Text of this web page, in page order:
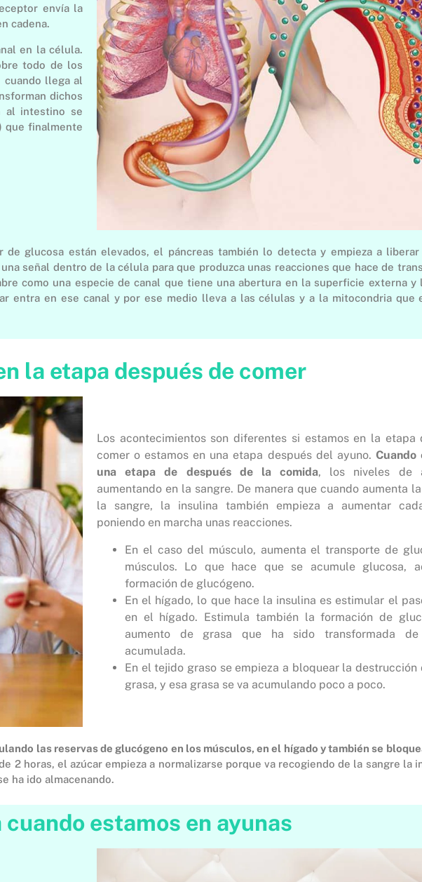
envía la
cadena.
en la célula.
todo de los
llega al
dichos
al intestino se
que finalmente
glucosa están elevados, el páncreas también lo detecta y empieza a
señal dentro de la célula para que produzca unas reacciones que hace de
como una especie de canal que tiene una abertura en la superficie externa y
entra en ese canal y por ese medio lleva a las células y a la mitocondria que
la etapa después de comer
Los acontecimientos son diferentes si estamos en la etapa
comer o estamos en una etapa después del ayuno. Cuando
una etapa de después de la comida, los niveles de
aumentando en la sangre. De manera que cuando aumenta
la sangre, la insulina también empieza a aumentar
poniendo en marcha unas reacciones.
En el caso del músculo, aumenta el transporte de
músculos. Lo que hace que se acumule glucosa,
formación de glucógeno.
En el hígado, lo que hace la insulina es estimular el
en el hígado. Estimula también la formación de
aumento de grasa que ha sido transformada
acumulada.
En el tejido graso se empieza a bloquear la destrucción
grasa, y esa grasa se va acumulando poco a poco.
las reservas de glucógeno en los músculos, en el hígado y también se
2 horas, el azúcar empieza a normalizarse porque va recogiendo de la sangre la
ha ido almacenando.
estamos en ayunas